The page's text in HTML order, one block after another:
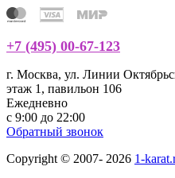
+7 (495) 00-67-123
г. Москва, ул. Линии
этаж 1, павильон 106
Ежедневно
с 9:00 до 22:00
Обратный звонок
Copyright © 2007- 2026 1-